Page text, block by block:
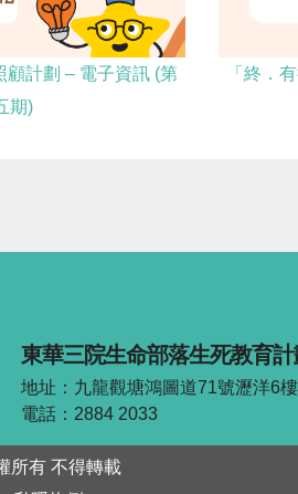
顧計劃 – 電子資訊 (第
期)
「終．
東華三院生命部落生死教育計
地址：九龍觀塘鴻圖道71號瀝洋6
電話：2884 2033
所有 不得轉載